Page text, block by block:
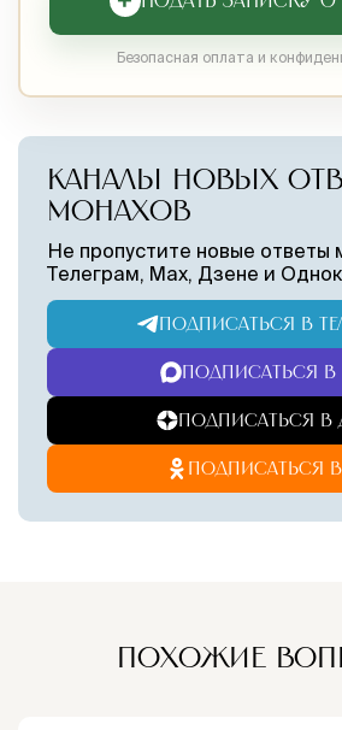
Безопасная оплата и
КАНАЛЫ НОВЫХ
МОНАХОВ
Не пропустите новые ответы
Телеграм, Max, Дзене и
ПОДПИСАТЬСЯ В
ПОДПИСАТЬСЯ В
ПОДПИСАТЬСЯ В
ПОДПИСАТЬСЯ
ПОХОЖИЕ